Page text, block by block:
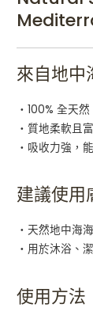
來自地中
・100% 全天
・質地柔軟且
・吸收力強，
建議使
・天然地中海
・用於沐浴、
使用方法